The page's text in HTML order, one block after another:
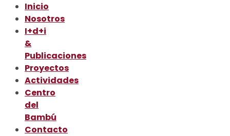
Inicio
Nosotros
I+d+i
&
Publicaciones
Proyectos
Actividades
Centro
del
Bambú
Contacto